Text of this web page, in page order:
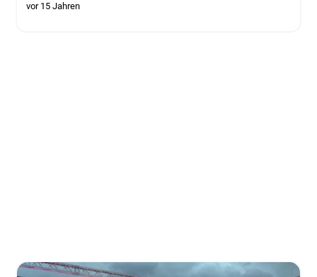
vor 15 Jahren